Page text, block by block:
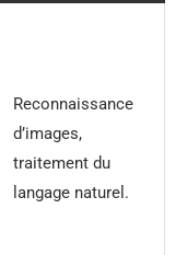
Reconnaissance
d’images,
traitement du
langage naturel.